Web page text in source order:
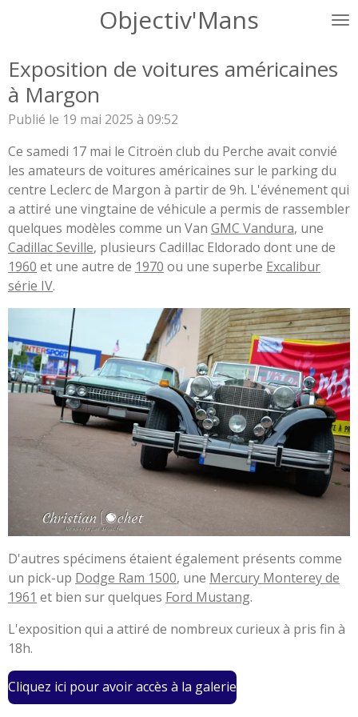
principal
Objectiv'Mans
Exposition de voitures américaines
à Margon
Publié le 19 mai 2025 à 09:52
Ce samedi 17 mai le Citroën club du Perche avait convié
les amateurs de voitures américaines sur le parking du
centre Leclerc de Margon à partir de 9h. L'événement qui
a attiré une vingtaine de véhicule a permis de rassembler
quelques modèles comme un Van GMC Vandura, une
Cadillac Seville, plusieurs Cadillac Eldorado dont une de
1960 et une autre de 1970 ou une superbe Excalibur
série IV.
D'autres spécimens étaient également présents comme
un pick-up Dodge Ram 1500, une Mercury Monterey de
1961 et bien sur quelques Ford Mustang.
L'exposition qui a attiré de nombreux curieux à pris fin à
18h.
Cliquez ici pour avoir accès à la galerie